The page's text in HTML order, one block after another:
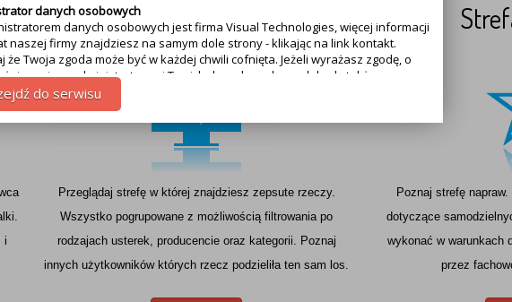
danych osobowych
danych osobowych jest firma Visual Technologies, więcej informacji
naszej firmy znajdziesz na samym dole strony - klikając na link kontakt.
że Twoja zgoda może być w każdej chwili cofnięta. Jeżeli wyrażasz zgodę, o
prosimy, administratorami Twoich danych osobowych będą także
Lista partnerów jest dostępna w polityce prywatności serwisu.
danych
przetwarzania danych jest dostosowanie treści serwisu do tego co aktualnie
Więcej szczegółowych informacji odnajdziesz w polityce prywatności
serwisu na samym dole - link polityka prywatności.
z tytułu przetwarzania danych
Tobie następujące uprawnienia z tytułu przetwarzania Twoich danych:
Twoją zgodę na przetwarzanie danych możesz ją w każdej chwili
dostępu do wszystkich zgromadzonych przez nas Twoich danych
do serwisu
i
Strefa zepsutych rzeczy
Przeglądaj strefę w której znajdziesz zepsute rzeczy.
Wszystko pogrupowane z możliwością filtrowania po
rodzajach usterek, producencie oraz kategorii. Poznaj
innych użytkowników których rzecz podzieliła ten sam los.
Poznaj strefę
dotyczące
wykonać w warunkach
przez